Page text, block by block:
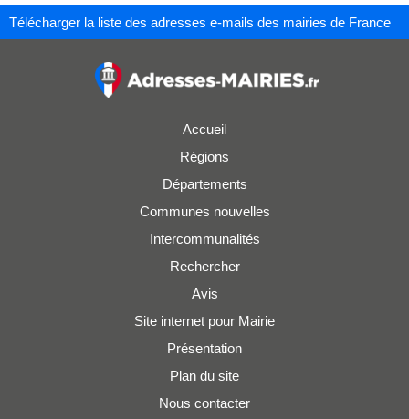
Télécharger la liste des adresses e-mails des mairies de France
Accueil
Régions
Départements
Communes nouvelles
Intercommunalités
Rechercher
Avis
Site internet pour Mairie
Présentation
Plan du site
Nous contacter